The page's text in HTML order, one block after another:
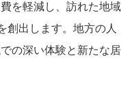
を軽減し、訪れた地域
創出します。地方の人
の深い体験と新たな居